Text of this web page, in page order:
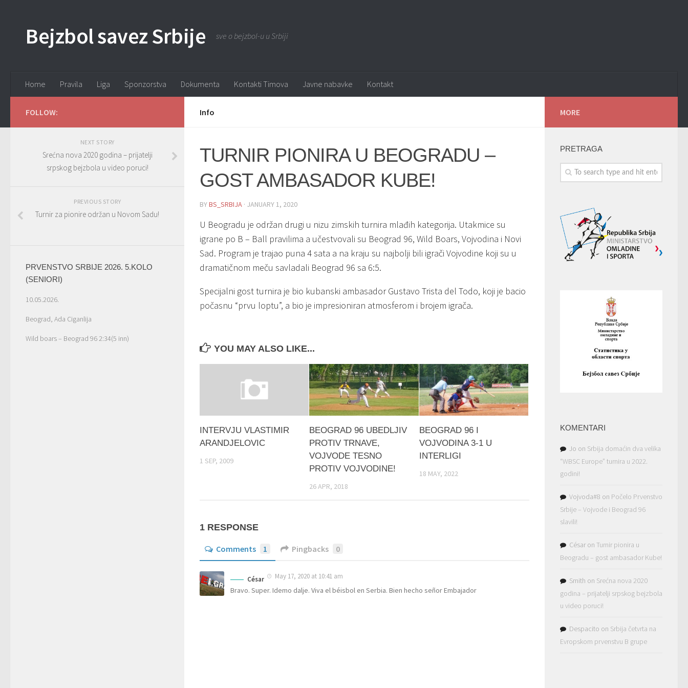
Bejzbol savez Srbije sve o bejzbol-u u Srbiji
Home Pravila Liga Sponzorstva Dokumenta Kontakti Timova Javne nabavke Kontakt
Info
TURNIR PIONIRA U BEOGRADU –
GOST AMBASADOR KUBE!
BYBS_SRBIJA · JANUARY 1, 2020
U Beogradu je održan drugi u nizu zimskih turnira mlađih kategorija. Utakmice su
igrane po B – Ball pravilima a učestvovali su Beograd 96, Wild Boars, Vojvodina i Novi
Sad. Program je trajao puna 4 sata a na kraju su najbolji bili igrači Vojvodine koji su u
dramatičnom meču savladali Beograd 96 sa 6:5.
Specijalni gost turnira je bio kubanski ambasador Gustavo Trista del Todo, koji je bacio
počasnu “prvu loptu”, a bio je impresioniran atmosferom i brojem igrača.
YOU MAY ALSO LIKE...
INTERVJU VLASTIMIR
ARANDJELOVIC
1 SEP, 2009
BEOGRAD 96 UBEDLJIV
PROTIV TRNAVE,
VOJVODE TESNO
PROTIV VOJVODINE!
26 APR, 2018
BEOGRAD 96 I
VOJVODINA 3-1 U
INTERLIGI
18 MAY, 2022
1 RESPONSE
Comments 1 Pingbacks 0
César May 17, 2020 at 10:41 am
Bravo. Super. Idemo dalje. Viva el béisbol en Serbia. Bien hecho señor Embajador
FOLLOW:
NEXT STORY
Srećna nova 2020 godina – prijatelji
srpskog bejzbola u video poruci!
PREVIOUS STORY
Turnir za pionire održan u Novom Sadu!
PRVENSTVO SRBIJE 2026. 5.KOLO
(SENIORI)
10.05.2026.
Beograd, Ada Ciganlija
Wild boars – Beograd 96 2:34(5 inn)
MORE
PRETRAGA
KOMENTARI
Jo on Srbija domaćin dva velika
“WBSC Europe” turnira u 2022.
godini!
Vojvoda#8 on Počelo Prvenstvo
Srbije – Vojvode i Beograd 96
slavili!
César on Turnir pionira u
Beogradu – gost ambasador Kube!
Smith on Srećna nova 2020
godina – prijatelji srpskog bejzbola
u video poruci!
Despacito on Srbija četvrta na
Evropskom prvenstvu B grupe